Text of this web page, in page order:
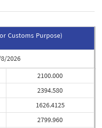
Customs Purpose)
2026
2100.000
2394.580
1626.4125
2799.960